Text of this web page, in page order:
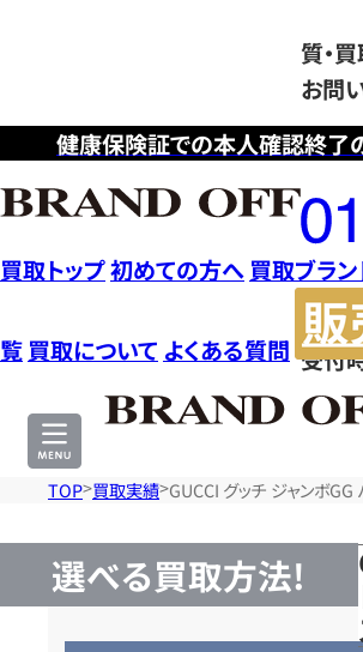
健康保険証での本人確認終了
質・
お問
フ
リ
ー
ダ
イ
ヤ
ル
受付
買取トップ初めての方へ 買取ブラ
覧 買取について よくある質問
TOP 買取実績 GUCCI グッチ ジャンボGG
選べる買取方法!